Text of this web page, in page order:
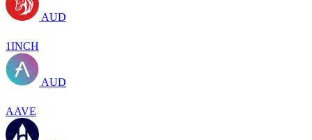
AUD
1INCH
AUD
AAVE